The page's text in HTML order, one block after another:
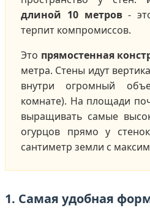
длиной 10 метров-
терпит компромиссов.
Это прямостенная
метра. Стены идут
внутри огромный
комнате). На площади
выращивать самые
огурцов прямо у
сантиметр земли с
1. Самая удобная